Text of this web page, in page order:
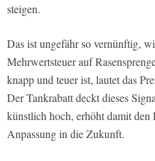
steigen.
Das ist ungefähr so vernünftig,
Mehrwertsteuer auf
knapp und teuer ist, lautet das
Der Tankrabatt deckt dieses
künstlich hoch, erhöht damit den
Anpassung in die Zukunft.